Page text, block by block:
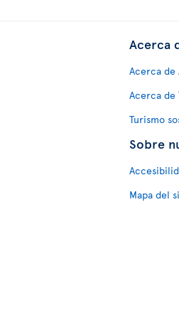
Acerca
Acerca de
Acerca de
Turismo
Sobre
Mapa del